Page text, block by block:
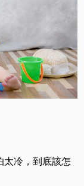
太冷，到底該怎